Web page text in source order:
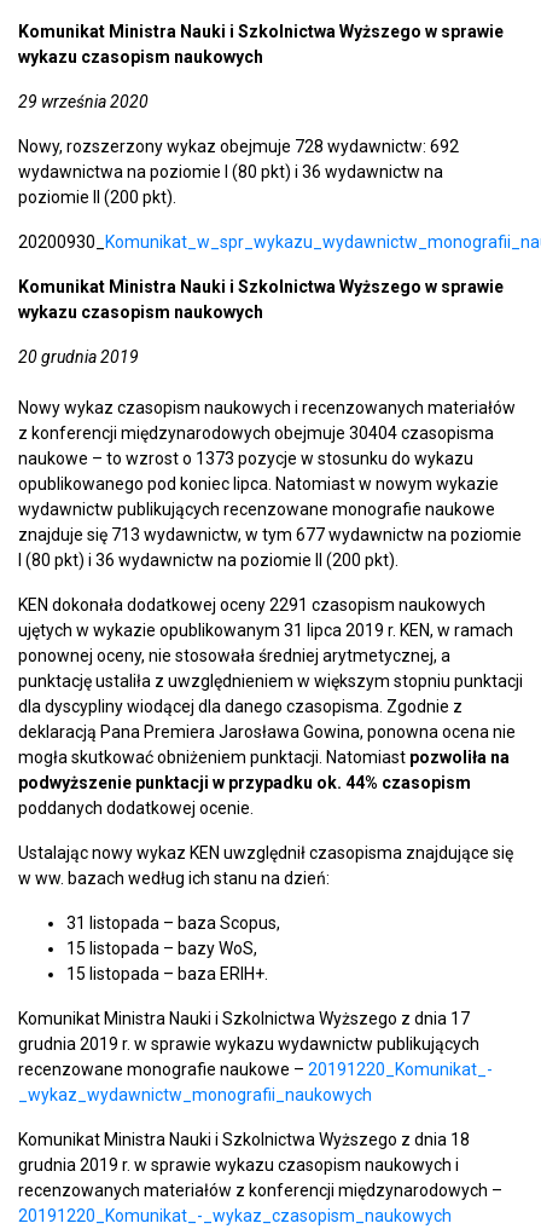
Komunikat Ministra Nauki i Szkolnictwa Wyższego w sprawie
wykazu czasopism naukowych
29 września 2020
Nowy, rozszerzony wykaz obejmuje 728 wydawnictw: 692
wydawnictwa na poziomie I (80 pkt) i 36 wydawnictw na
poziomie II (200 pkt).
20200930_
Komunikat Ministra Nauki i Szkolnictwa Wyższego w sprawie
wykazu czasopism naukowych
20 grudnia 2019
Nowy wykaz czasopism naukowych i recenzowanych materiałów
z konferencji międzynarodowych obejmuje 30404 czasopisma
naukowe – to wzrost o 1373 pozycje w stosunku do wykazu
opublikowanego pod koniec lipca. Natomiast w nowym wykazie
wydawnictw publikujących recenzowane monografie naukowe
znajduje się 713 wydawnictw, w tym 677 wydawnictw na poziomie
I (80 pkt) i 36 wydawnictw na poziomie II (200 pkt).
KEN dokonała dodatkowej oceny 2291 czasopism naukowych
ujętych w wykazie opublikowanym 31 lipca 2019 r. KEN, w ramach
ponownej oceny, nie stosowała średniej arytmetycznej, a
punktację ustaliła z uwzględnieniem w większym stopniu punktacji
dla dyscypliny wiodącej dla danego czasopisma. Zgodnie z
deklaracją Pana Premiera Jarosława Gowina, ponowna ocena nie
mogła skutkować obniżeniem punktacji. Natomiast pozwoliła na
podwyższenie punktacji w przypadku ok. 44% czasopism
poddanych dodatkowej ocenie.
Ustalając nowy wykaz KEN uwzględnił czasopisma znajdujące się
w ww. bazach według ich stanu na dzień:
31 listopada – baza Scopus,
15 listopada – bazy WoS,
15 listopada – baza ERIH+.
Komunikat Ministra Nauki i Szkolnictwa Wyższego z dnia 17
grudnia 2019 r. w sprawie wykazu wydawnictw publikujących
recenzowane monografie naukowe – 20191220​_Komunikat​_-​
_wykaz​_wydawnictw​_monografii​_naukowych
Komunikat Ministra Nauki i Szkolnictwa Wyższego z dnia 18
grudnia 2019 r. w sprawie wykazu czasopism naukowych i
recenzowanych materiałów z konferencji międzynarodowych –
20191220_Komunikat_-_wykaz_czasopism_naukowych